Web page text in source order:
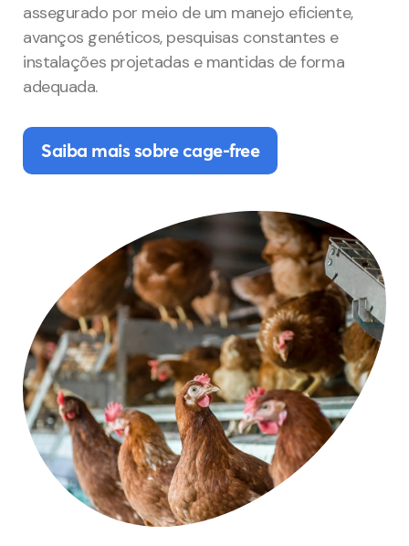
assegurado por meio de um manejo eficiente,
avanços genéticos, pesquisas constantes e
instalações projetadas e mantidas de forma
adequada.
Saiba mais sobre cage-free